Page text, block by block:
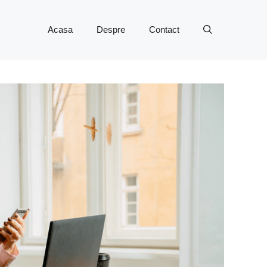
Acasa Despre Contact